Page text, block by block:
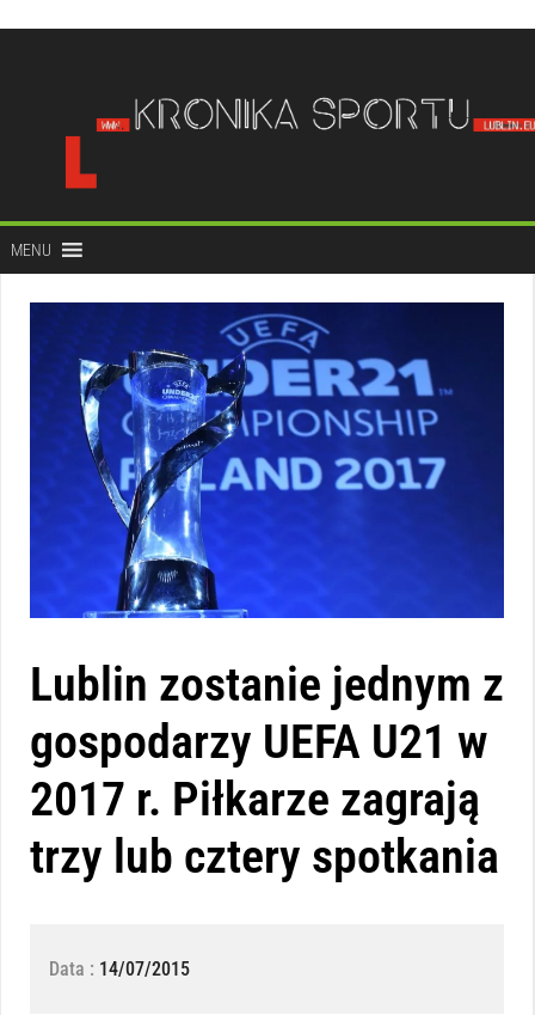
treści
MENU
Lublin zostanie jednym z
gospodarzy UEFA U21 w
2017 r. Piłkarze zagrają
trzy lub cztery spotkania
Data : 14/07/2015